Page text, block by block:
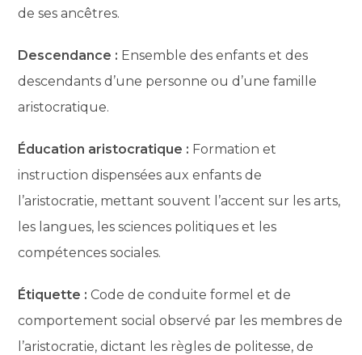
de ses ancêtres.
Descendance : Ensemble des enfants et des
descendants d’une personne ou d’une famille
aristocratique.
Éducation aristocratique : Formation et
instruction dispensées aux enfants de
l’aristocratie, mettant souvent l’accent sur les arts,
les langues, les sciences politiques et les
compétences sociales.
Étiquette : Code de conduite formel et de
comportement social observé par les membres de
l’aristocratie, dictant les règles de politesse, de